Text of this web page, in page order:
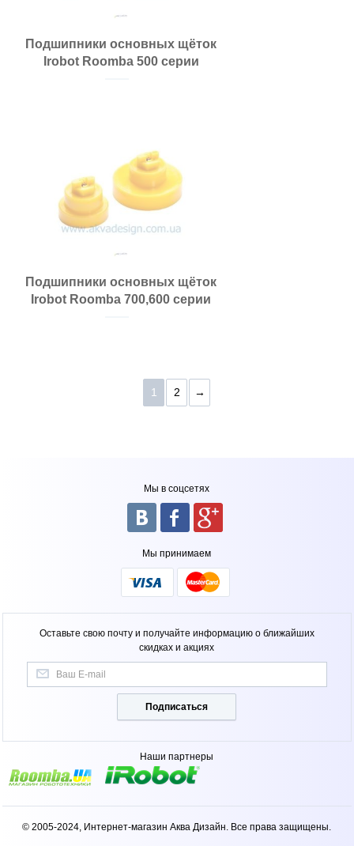
Подшипники основных щёток
Irobot Roomba 500 серии
Подшипники основных щёток
Irobot Roomba 700,600 серии
1 2 →
Мы в соцсетях
Мы принимаем
Оставьте свою почту и получайте информацию о ближайших
скидках и акциях
Подписаться
Наши партнеры
© 2005-2024, Интернет-магазин Аква Дизайн. Все права защищены.